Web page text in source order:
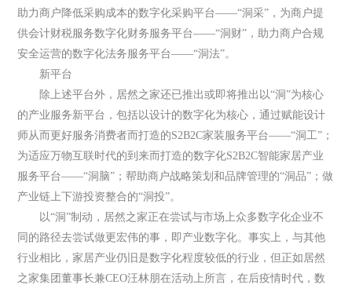
助力商户降低采购成本的数字化采购平台——“洞采”，为商户提
供会计财税服务数字化财务服务平台——“洞财”，助力商户合规
安全运营的数字化法务服务平台——“洞法”。
新平台
除上述平台外，居然之家还已推出或即将推出以“洞”为核心
的产业服务新平台，包括以设计的数字化为核心，通过赋能设计
师从而更好服务消费者而打造的S2B2C家装服务平台——“洞工”；
为适应万物互联时代的到来而打造的数字化S2B2C智能家居产业
服务平台——“洞脑”；帮助商户战略策划和品牌管理的“洞品”；做
产业链上下游投资整合的“洞投”。
以“洞”制动，居然之家正在尝试与市场上众多数字化企业不
同的路径去尝试做更宏伟的事，即产业数字化。事实上，与其他
行业相比，家居产业仍旧是数字化程度较低的行业，但正如居然
之家集团董事长兼CEO汪林朋在活动上所言，在后疫情时代，数